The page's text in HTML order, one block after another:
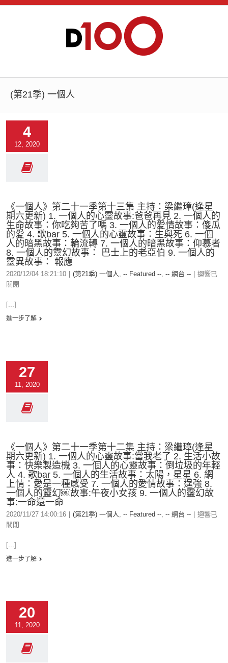
(第21季) 一個人
4
12, 2020
《一個人》第二十一季第十三集 主持：梁繼璋(逢星
期六更新) 1. 一個人的心靈故事:爸爸再見 2. 一個人的
生命故事：你吃夠苦了嗎 3. 一個人的愛情故事：傻瓜
的愛 4. 歌bar 5. 一個人的心靈故事：生與死 6. 一個
人的暗黑故事：輪流轉 7. 一個人的暗黑故事：仰慕者
8. 一個人的靈幻故事： 巴士上的老亞伯 9. 一個人的
靈異故事： 報應
2020/12/04 18:21:10 (第21季) 一個人, -- Featured --, -- 網台 --
迴響已
關閉
[...]
進一步了解
27
11, 2020
《一個人》第二十一季第十二集 主持：梁繼璋(逢星
期六更新) 1. 一個人的心靈故事:當我老了 2. 生活小故
事：快樂製造機 3. 一個人的心靈故事：倒垃圾的年輕
人 4. 歌bar 5. 一個人的生活故事：太陽，星星 6. 網
上情：愛是一種感受 7. 一個人的愛情故事：逞強 8.
一個人的靈幻￼故事:午夜小女孩 9. 一個人的靈幻故
事:一命還一命
2020/11/27 14:00:16 (第21季) 一個人, -- Featured --, -- 網台 --
迴響已
關閉
[...]
進一步了解
20
11, 2020